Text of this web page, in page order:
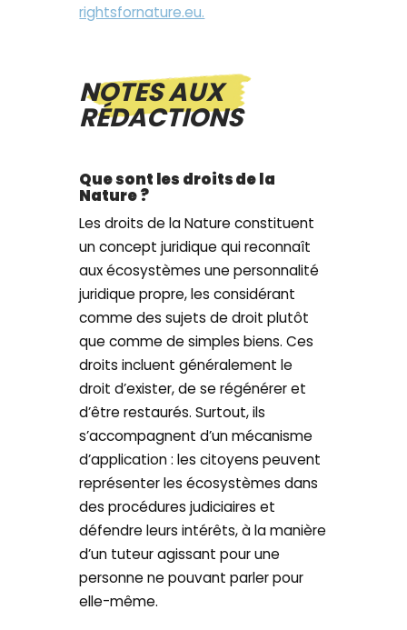
rightsfornature.eu.
NOTES AUX
RÉDACTIONS
Que sont les droits de la
Nature ?
Les droits de la Nature constituent
un concept juridique qui reconnaît
aux écosystèmes une personnalité
juridique propre, les considérant
comme des sujets de droit plutôt
que comme de simples biens. Ces
droits incluent généralement le
droit d’exister, de se régénérer et
d’être restaurés. Surtout, ils
s’accompagnent d’un mécanisme
d’application : les citoyens peuvent
représenter les écosystèmes dans
des procédures judiciaires et
défendre leurs intérêts, à la manière
d’un tuteur agissant pour une
personne ne pouvant parler pour
elle-même.